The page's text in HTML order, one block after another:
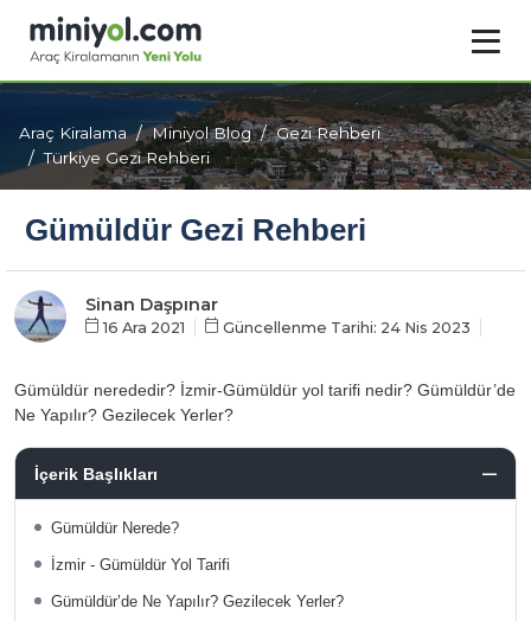
Araç Kiralama Miniyol Blog
Gezi Rehberi
Türkiye Gezi Rehberi
Gümüldür Gezi Rehberi
Sinan Daşpınar
16 Ara 2021 Güncellenme Tarihi: 24 Nis 2023
Gümüldür nerededir? İzmir-Gümüldür yol tarifi nedir? Gümüldür’de
Ne Yapılır? Gezilecek Yerler?
İçerik Başlıkları
Gümüldür Nerede?
İzmir - Gümüldür Yol Tarifi
Gümüldür’de Ne Yapılır? Gezilecek Yerler?